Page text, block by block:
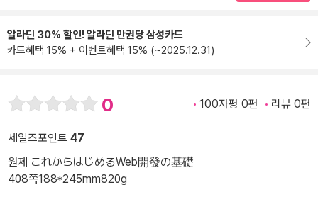
알라딘 30% 할인! 알라딘 만권당 삼성카드
카드혜택 15% + 이벤트혜택 15% (~2025.12.31)
0 100자평 0편 리뷰 0편
세일즈포인트 47
원제 これからはじめるWeb開發の基礎
408쪽188*245mm820g